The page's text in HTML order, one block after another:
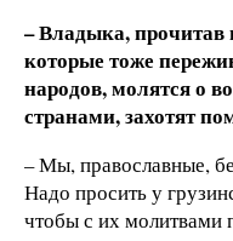
– Владыка,
которые тоже
народов, молятся о
странами, захотят
– Мы, православные,
Надо просить у
чтобы с их молитвами